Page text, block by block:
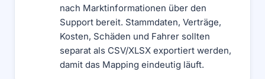
nach Marktinformationen über den
Support bereit. Stammdaten, Verträge,
Kosten, Schäden und Fahrer sollten
separat als CSV/XLSX exportiert werden,
damit das Mapping eindeutig läuft.